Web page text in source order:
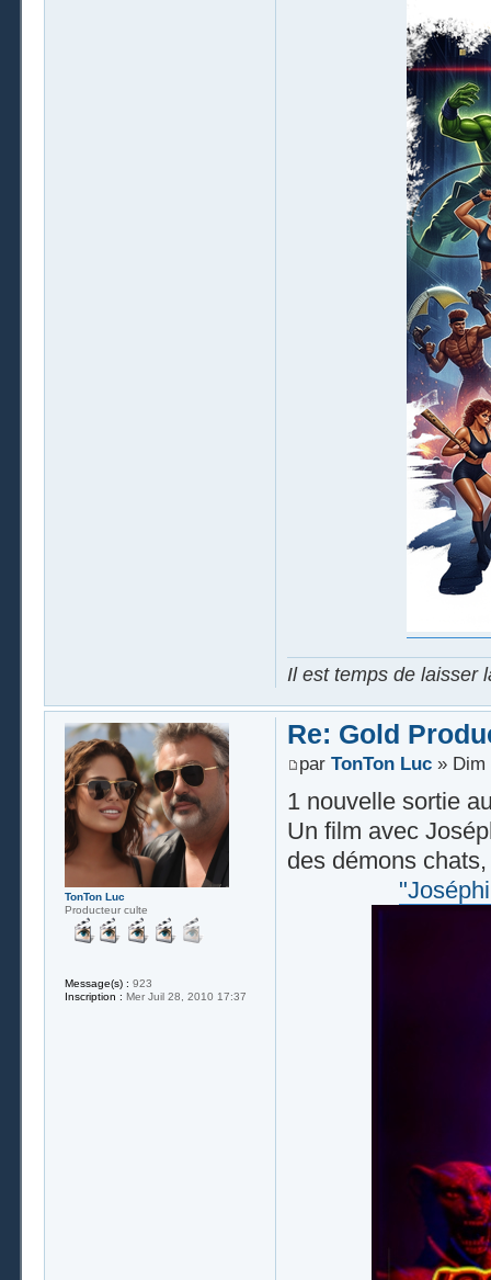
Il est temps de laisser
Re: Gold
par TonTon Luc» Dim
1 nouvelle sortie
Un film avec
des démons
TonTon Luc
Producteur culte
Message(s) : 923
Inscription : Mer Juil 28, 2010 17:37